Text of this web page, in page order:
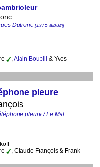
Dutronc [1975 album]
,Alain Boublil & Yves
pleure
pleure / Le Mal
, Claude François & Frank